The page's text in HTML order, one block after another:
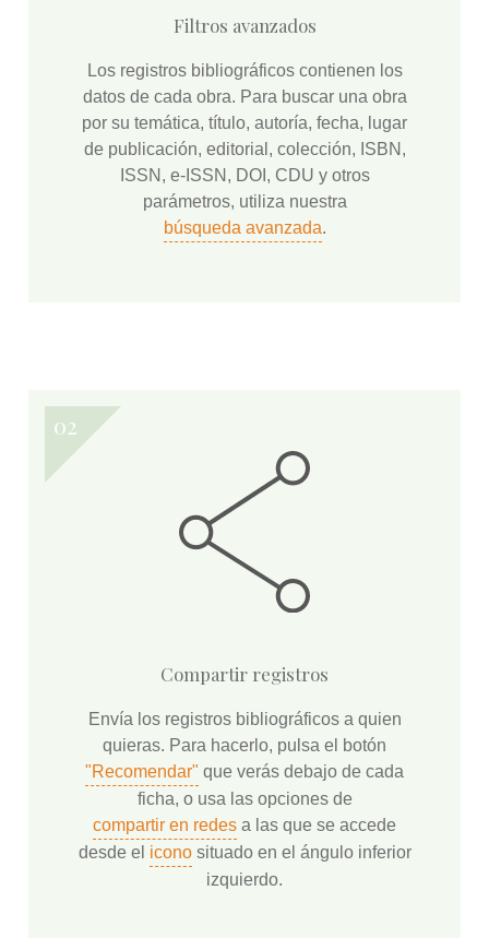
Filtros avanzados
Los registros bibliográficos contienen los
datos de cada obra. Para buscar una obra
por su temática, título, autoría, fecha, lugar
de publicación, editorial, colección, ISBN,
ISSN, e-ISSN, DOI, CDU y otros
parámetros, utiliza nuestra
búsqueda avanzada.
Compartir registros
Envía los registros bibliográficos a quien
quieras. Para hacerlo, pulsa el botón
"Recomendar" que verás debajo de cada
ficha, o usa las opciones de
compartir en redes a las que se accede
desde el iconosituado en el ángulo inferior
izquierdo.